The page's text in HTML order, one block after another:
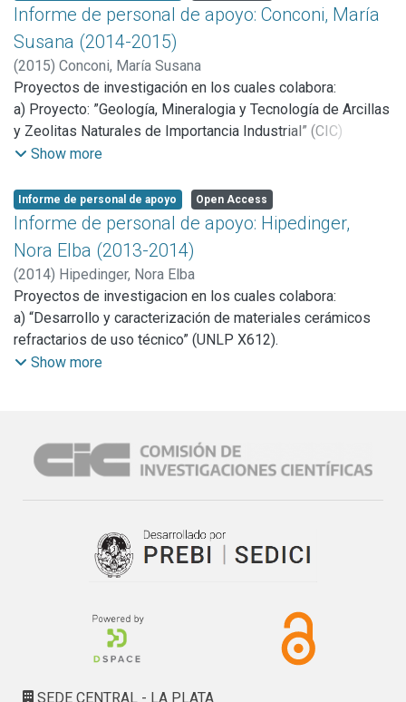
Manejo de sistema Sigef
Organizadora para la realización de compras ( pedido de
presupuesto etc ) y envio de documentación del CETMIC .
Colaboradora con el sector Servicios a terceros , Atención
de teléfono y timbre . Dichas tareas son las realizadas
desde el año 2007 a la fecha , .
Informe de personal de apoyo: Conconi, María
Susana (2014-2015)
(2015) Conconi, María Susana
Proyectos de investigación en los cuales colabora:
a) Proyecto: ”Geología, Mineralogia y Tecnología de Arcillas
y Zeolitas Naturales de Importancia Industrial” (CIC)
dirigido por la Dra. Patricia E. Zalba. (Inv. CIC)
estructurados de Zirconia con aplicaciones Tecnológicas”
PICT 0778 ANPCyT de 2012- 2015. Colaborador
c) Proyecto: Compositos nano estructurados densos de
zirconia conteniendo nanotubos de carbono (NTC) PICT
2013 1102 Jóvenes Investigadores (2014 - 2016). Dirigido
por Dr. Gustavo Suarez Colaborador.
d) Proyecto: Agentes de sosten ceramicos para shale y
tight (gas & oil). Fase ii Fabricación a Escala Laboratorio.
Convenio CONICET – CIC- Y-Tec. Dirigido por Dr. Alberto N.
ARPAT: Obtención de nanoarcillas a partir de bentonitas
patagónicas, para su aplicación en nanocompuestos
poliméricos, remediación de efluentes de actividad
f) Proyecto FINSET 2013 NA 069/13:“Integración y
modernización del área de servicios multidisciplinarios del
Show more
Informe de personal de apoyo Open Access
Informe de personal de apoyo: Hipedinger,
Nora Elba (2013-2014)
(2014) Hipedinger, Nora Elba
Proyectos de investigacion en los cuales colabora:
a) “Desarrollo y caracterización de materiales cerámicos
refractarios de uso técnico” (UNLP X612).
b) “Materiales cerámicos-refractarios basados en zirconia
d) “Cerámicos para producción de petróleo – Fase II”
(Convenio Técnico CONICET-CIC-YPF Tecnología S.A).
Show more
SEDE CENTRAL - LA PLATA